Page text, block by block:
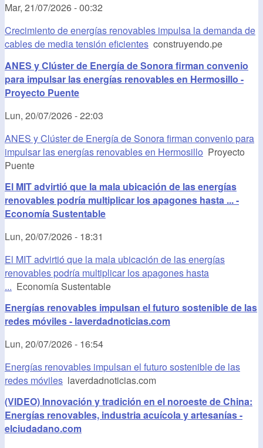
Mar, 21/07/2026 - 00:32
Crecimiento de energías renovables impulsa la demanda de
cables de media tensión eficientes construyendo.pe
ANES y Clúster de Energía de Sonora firman convenio
para impulsar las energías renovables en Hermosillo -
Proyecto Puente
Lun, 20/07/2026 - 22:03
ANES y Clúster de Energía de Sonora firman convenio para
impulsar las energías renovables en Hermosillo Proyecto
Puente
El MIT advirtió que la mala ubicación de las energías
renovables podría multiplicar los apagones hasta ... -
Economía Sustentable
Lun, 20/07/2026 - 18:31
El MIT advirtió que la mala ubicación de las energías
renovables podría multiplicar los apagones hasta
... Economía Sustentable
Energías renovables impulsan el futuro sostenible de las
redes móviles - laverdadnoticias.com
Lun, 20/07/2026 - 16:54
Energías renovables impulsan el futuro sostenible de las
redes móviles laverdadnoticias.com
(VIDEO) Innovación y tradición en el noroeste de China:
Energías renovables, industria acuícola y artesanías -
elciudadano.com